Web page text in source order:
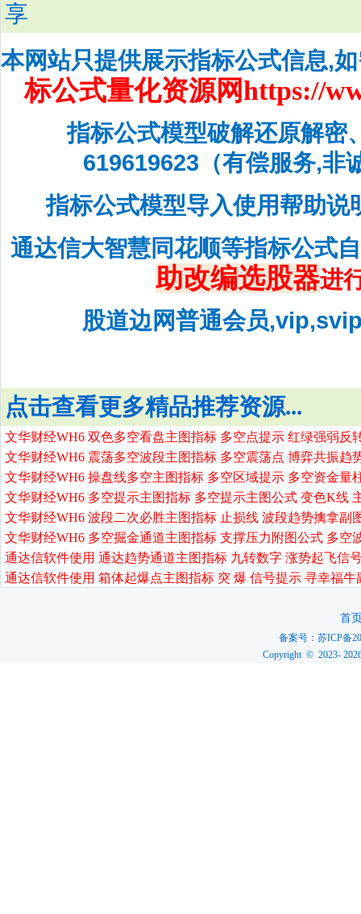
享
本网站只提供展示指标公式信息,
标公式量化资源网https://
指标公式模型破解还原解密
619619623（有偿服务,非
指标公式模型导入使用帮助说
通达信大智慧同花顺等指标公式
助改编选股器进
股道边网普通会员
点击查看更多精品推荐资源...
文华财经WH6 双色多空看盘主图指标 多空点提示 红绿强弱反
文华财经WH6 震荡多空波段主图指标 多空震荡点 博弈共振趋
文华财经WH6 操盘线多空主图指标 多空区域提示 多空资金量
文华财经WH6 多空提示主图指标 多空提示主图公式 变色K线
文华财经WH6 波段二次必胜主图指标 止损线 波段趋势擒拿副
文华财经WH6 多空掘金通道主图指标 支撑压力附图公式 多空
通达信软件使用 通达趋势通道主图指标 九转数字 涨势起飞信
通达信软件使用 箱体起爆点主图指标 突 爆 信号提示 寻幸福
首
备案号：苏ICP备
Copyright © 2023-